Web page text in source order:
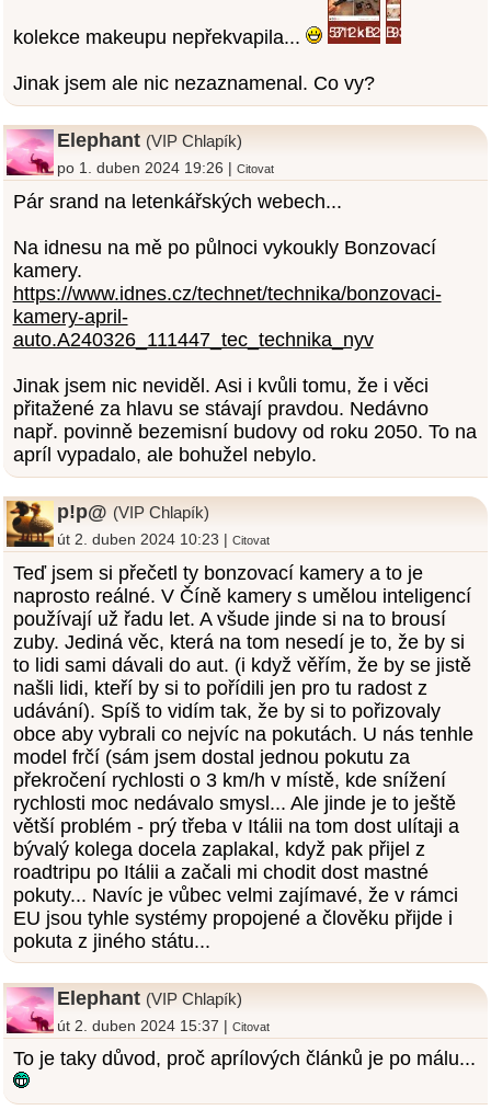
kolekce makeupu nepřekvapila...
Jinak jsem ale nic nezaznamenal. Co vy?
Elephant (VIP Chlapík)
po 1. duben 2024 19:26 |Citovat
Pár srand na letenkářských webech...
Na idnesu na mě po půlnoci vykoukly Bonzovací
kamery.
https://www.idnes.cz/technet/technika/bonzovaci-
kamery-april-
auto.A240326_111447_tec_technika_nyv
Jinak jsem nic neviděl. Asi i kvůli tomu, že i věci
přitažené za hlavu se stávají pravdou. Nedávno
např. povinně bezemisní budovy od roku 2050. To na
apríl vypadalo, ale bohužel nebylo.
p!p@ (VIP Chlapík)
út 2. duben 2024 10:23 |Citovat
Teď jsem si přečetl ty bonzovací kamery a to je
naprosto reálné. V Číně kamery s umělou inteligencí
používají už řadu let. A všude jinde si na to brousí
zuby. Jediná věc, která na tom nesedí je to, že by si
to lidi sami dávali do aut. (i když věřím, že by se jistě
našli lidi, kteří by si to pořídili jen pro tu radost z
udávání). Spíš to vidím tak, že by si to pořizovaly
obce aby vybrali co nejvíc na pokutách. U nás tenhle
model frčí (sám jsem dostal jednou pokutu za
překročení rychlosti o 3 km/h v místě, kde snížení
rychlosti moc nedávalo smysl... Ale jinde je to ještě
větší problém - prý třeba v Itálii na tom dost ulítaji a
bývalý kolega docela zaplakal, když pak přijel z
roadtripu po Itálii a začali mi chodit dost mastné
pokuty... Navíc je vůbec velmi zajímavé, že v rámci
EU jsou tyhle systémy propojené a člověku přijde i
pokuta z jiného státu...
Elephant (VIP Chlapík)
út 2. duben 2024 15:37 |Citovat
To je taky důvod, proč aprílových článků je po málu...